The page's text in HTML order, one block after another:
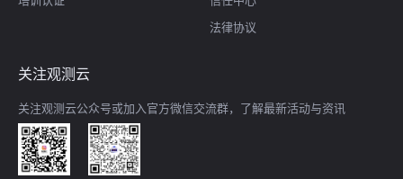
法律协议
关注观测云
关注观测云公众号或加入官方微信交流群，了解最新活动与资讯